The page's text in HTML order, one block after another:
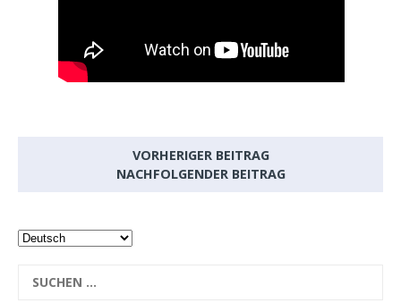
VORHERIGER BEITRAG
NACHFOLGENDER BEITRAG